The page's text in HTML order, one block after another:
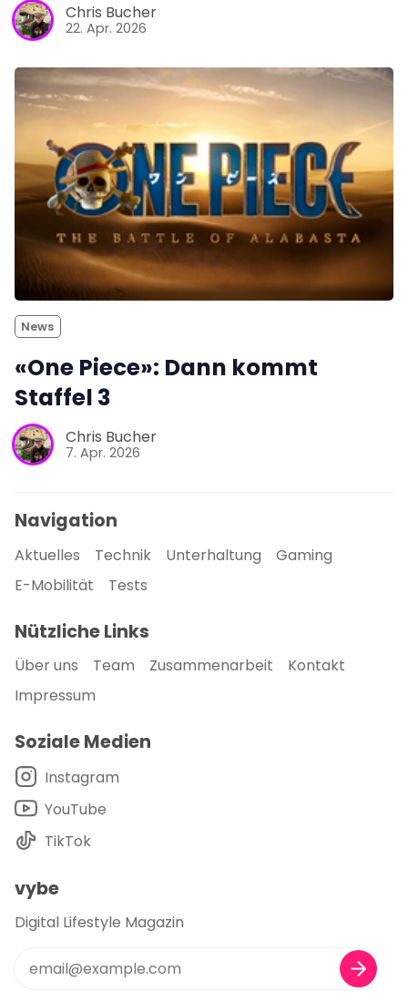
Chris Bucher
22. Apr. 2026
News
«One Piece»: Dann kommt
Staffel 3
Chris Bucher
7. Apr. 2026
Navigation
Aktuelles Technik Unterhaltung
Gaming
E-Mobilität
Tests
Nützliche Links
Über uns Team Zusammenarbeit
Kontakt
Impressum
Soziale Medien
Instagram
YouTube
TikTok
vybe
Digital Lifestyle Magazin